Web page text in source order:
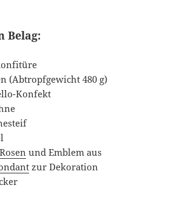
Belag:
(Abtropfgewicht 480 g)
Konfekt
und Emblem aus
zur Dekoration